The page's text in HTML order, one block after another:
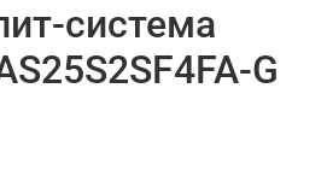
система
G